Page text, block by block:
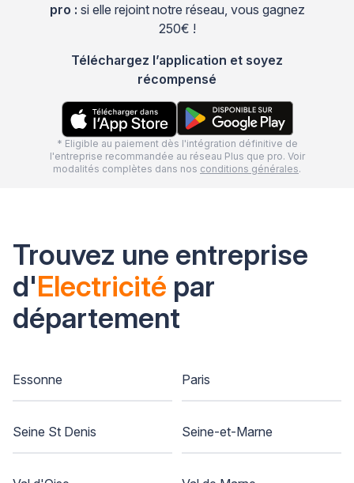
pro : si elle rejoint notre réseau, vous gagnez
250€ !
Téléchargez l’application et soyez
récompensé
* Eligible au paiement dès l'intégration définitive de
l'entreprise recommandée au réseau Plus que pro. Voir
modalités complètes dans nos conditions générales.
Trouvez une entreprise
d'Electricité par
département
Essonne Paris
Seine St Denis Seine-et-Marne